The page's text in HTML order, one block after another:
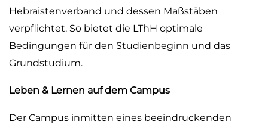
Hebraistenverband und dessen Maßstäben
verpflichtet. So bietet die LThH optimale
Bedingungen für den Studienbeginn und das
Grundstudium.
Leben & Lernen auf dem Campus
Der Campus inmitten eines beeindruckenden